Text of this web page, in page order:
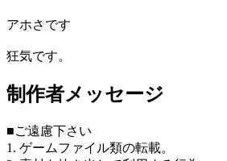
アホさです
狂気です。
制作者メッセージ
■ご遠慮下さい
1. ゲームファイル類の転載。